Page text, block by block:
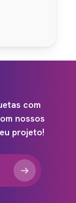
com
nossos
projeto!